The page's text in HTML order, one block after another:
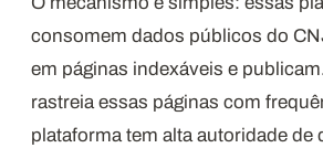
consomem dados públicos do
em páginas indexáveis e
rastreia essas páginas com
plataforma tem alta autoridade de